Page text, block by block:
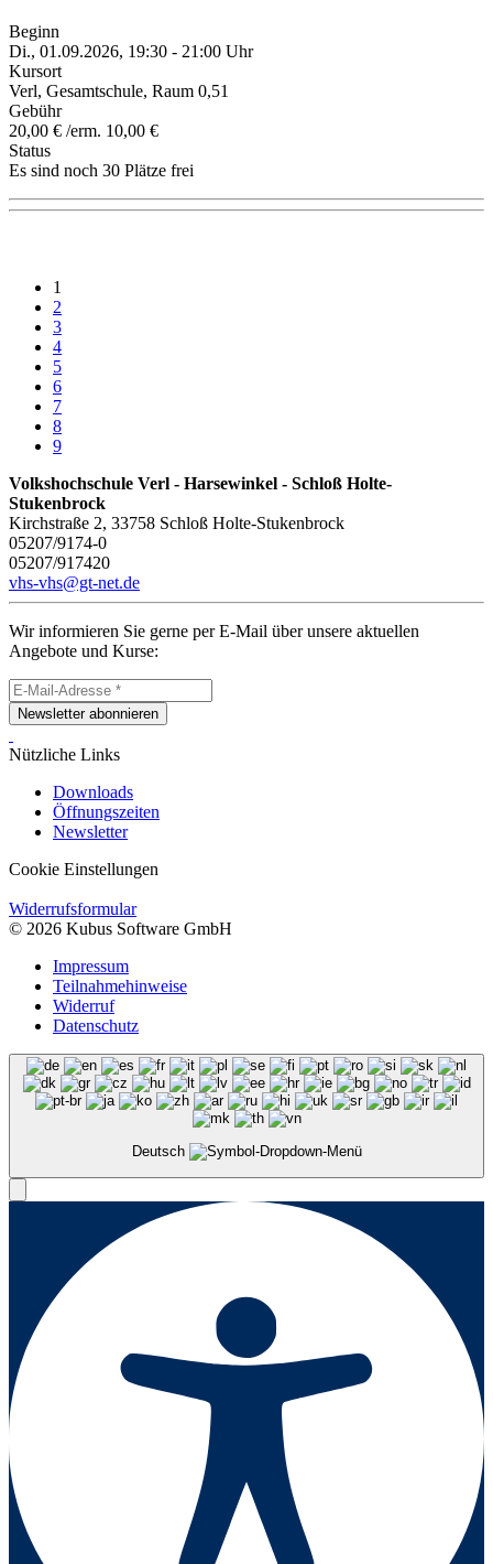
Beginn
Di., 01.09.2026, 19:30 - 21:00 Uhr
Kursort
Verl, Gesamtschule, Raum 0,51
Gebühr
20,00 € /erm. 10,00 €
Status
Es sind noch 30 Plätze frei
1
2
3
4
5
6
7
8
9
Volkshochschule Verl - Harsewinkel - Schloß Holte-
Stukenbrock
Kirchstraße 2, 33758 Schloß Holte-Stukenbrock
05207/9174-0
05207/917420
vhs-vhs@gt-net.de
Wir informieren Sie gerne per E-Mail über unsere aktuellen
Angebote und Kurse:
Newsletter abonnieren
Nützliche Links
Downloads
Öffnungszeiten
Newsletter
Cookie Einstellungen
Widerrufsformular
© 2026 Kubus Software GmbH
Impressum
Teilnahmehinweise
Widerruf
Datenschutz
Deutsch